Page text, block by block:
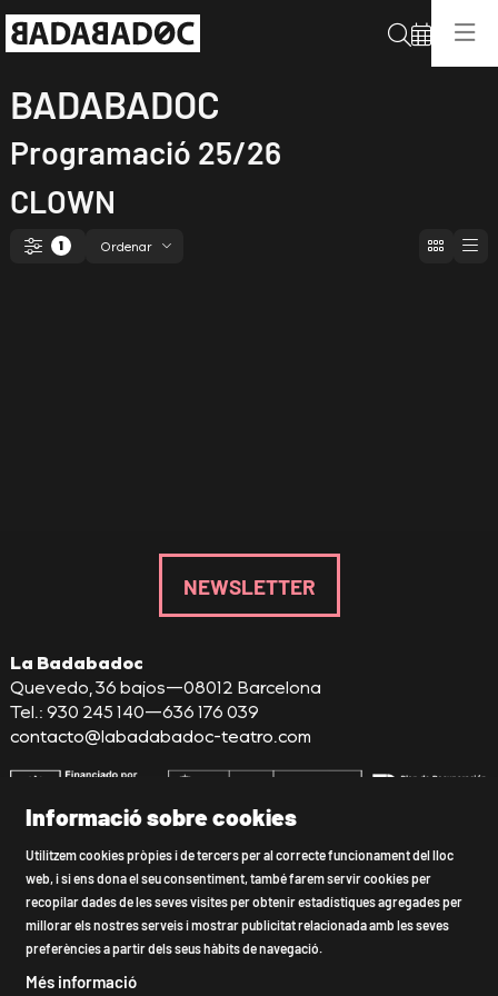
Cerca
BADABADOC
Programació 25/26
CLOWN
Filtrar
1 Ordenar
NEWSLETTER
La Badabadoc
Quevedo, 36 bajos—08012 Barcelona
Tel.: 930 245 140—636 176 039
contacto@labadabadoc-teatro.com
Sitemap | Avís Legal | Ús de Cookies |
Política de privacitat | Declaració d'accessibilitat |
Contactar
Link a instagram
Link a youtube
Link a twitter
Informació sobre cookies
Utilitzem cookies pròpies i de tercers per al correcte funcionament del lloc
web, i si ens dona el seu consentiment, també farem servir cookies per
recopilar dades de les seves visites per obtenir estadístiques agregades per
millorar els nostres serveis i mostrar publicitat relacionada amb les seves
preferències a partir dels seus hàbits de navegació.
Més informació